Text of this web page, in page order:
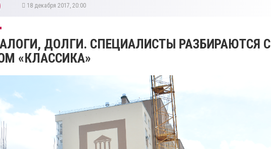
18 декабря 2017, 20:00
ДОЛГИ. СПЕЦИАЛИСТЫ РАЗБИРАЮТСЯ С
«КЛАССИКА»